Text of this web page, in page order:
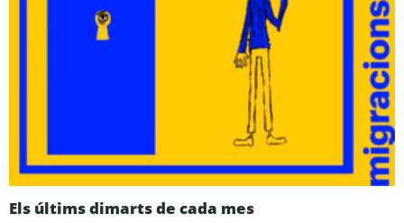
Els últims dimarts de cada mes